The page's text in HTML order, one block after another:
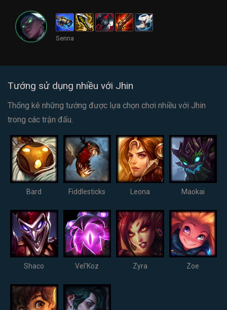
Senna
Tướng sử dụng nhiều với Jhin
Thống kê những tướng được lựa chọn chơi nhiều với Jhin
trong các trận đấu.
Bard Fiddlesticks Leona Maokai
Shaco Vel'Koz Zyra Zoe